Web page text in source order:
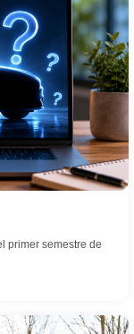
primer semestre de